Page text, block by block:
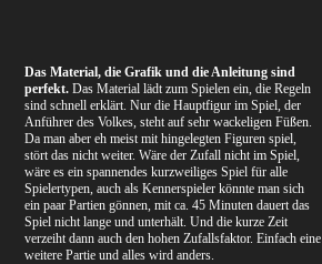
Das Material, die Grafik und die Anleitung sind
perfekt. Das Material lädt zum Spielen ein, die Regeln
sind schnell erklärt. Nur die Hauptfigur im Spiel, der
Anführer des Volkes, steht auf sehr wackeligen Füßen.
Da man aber eh meist mit hingelegten Figuren spiel,
stört das nicht weiter. Wäre der Zufall nicht im Spiel,
wäre es ein spannendes kurzweiliges Spiel für alle
Spielertypen, auch als Kennerspieler könnte man sich
ein paar Partien gönnen, mit ca. 45 Minuten dauert das
Spiel nicht lange und unterhält. Und die kurze Zeit
verzeiht dann auch den hohen Zufallsfaktor. Einfach eine
weitere Partie und alles wird anders.